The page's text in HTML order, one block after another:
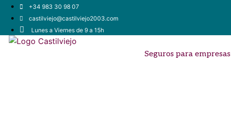
+34 983 30 98 07
castilviejo@castilviejo2003.com
Lunes a Viernes de 9 a 15h
Seguros para empresas